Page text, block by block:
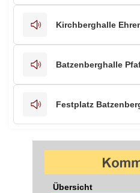
Kirchberghalle
Batzenberghalle
Festplatz
Übersicht